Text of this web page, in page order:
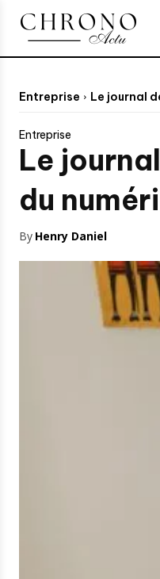
Entreprise Le journal
Entreprise
Le
du
By Henry Daniel